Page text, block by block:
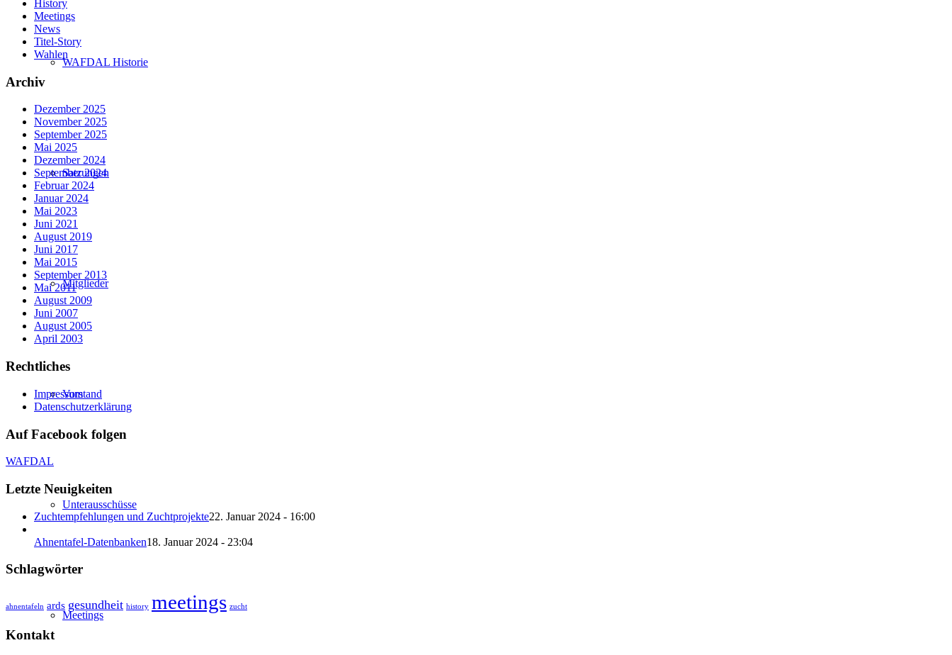
WAFDAL Historie
Satzungen
Mitglieder
Vorstand
Unterausschüsse
Meetings
History
Meetings
News
Titel-Story
Wahlen
Archiv
Dezember 2025
November 2025
September 2025
Mai 2025
Dezember 2024
September 2024
Februar 2024
Januar 2024
Mai 2023
Juni 2021
August 2019
Juni 2017
Mai 2015
September 2013
Mai 2011
August 2009
Juni 2007
August 2005
April 2003
Rechtliches
Impressum
Datenschutzerklärung
Auf Facebook folgen
WAFDAL
Letzte Neuigkeiten
Zuchtempfehlungen und Zuchtprojekte22. Januar 2024 - 16:00
Ahnentafel-Datenbanken18. Januar 2024 - 23:04
Schlagwörter
ahnentafeln ards gesundheit history meetings zucht
Kontakt